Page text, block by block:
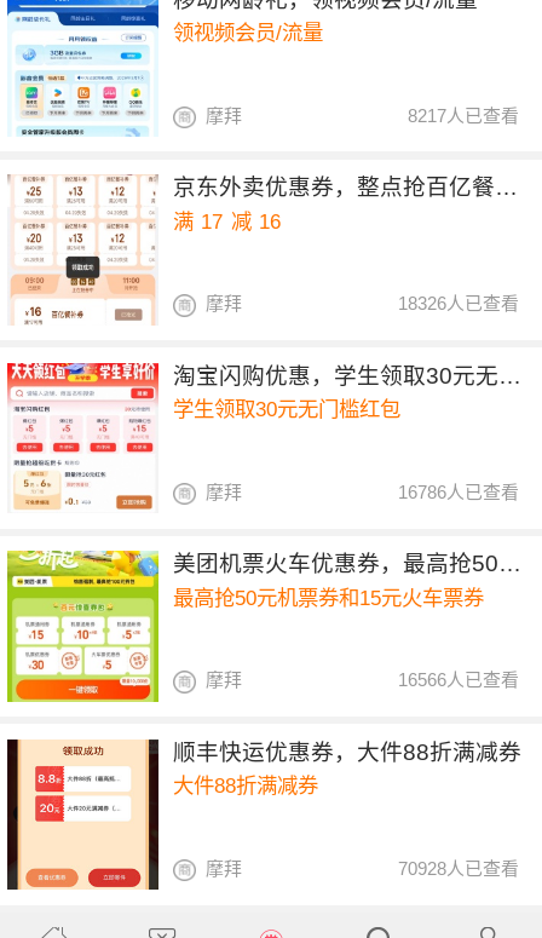
领视频会员/流量
8217人已查看
摩拜
京东外卖优惠券，整点抢百亿餐补17-16券
满 17 减 16
18326人已查看
摩拜
淘宝闪购优惠，学生领取30元无门槛红包
学生领取30元无门槛红包
16786人已查看
摩拜
美团机票火车优惠券，最高抢50元机票券和15元火车票券
最高抢50元机票券和15元火车票券
16566人已查看
摩拜
顺丰快运优惠券，大件88折满减券
大件88折满减券
70928人已查看
摩拜